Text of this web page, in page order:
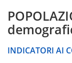
INDICATORI AI